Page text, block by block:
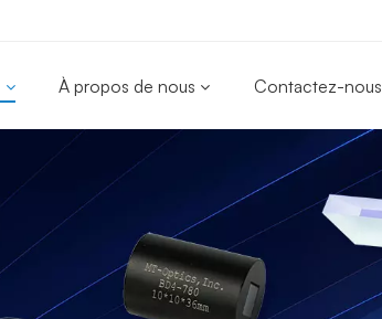
À propos de nous Contactez-nous